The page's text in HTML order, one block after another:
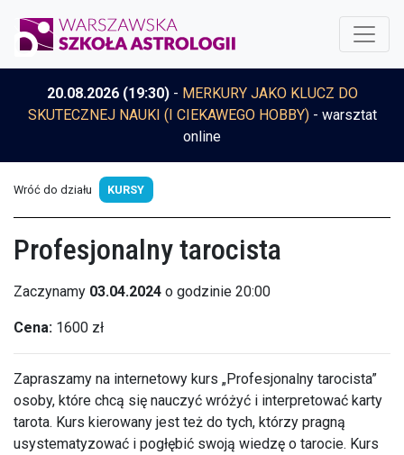
20.08.2026 (19:30)- MERKURY JAKO KLUCZ DO
SKUTECZNEJ NAUKI (I CIEKAWEGO HOBBY)- warsztat
online
Wróć do działu KURSY
Profesjonalny tarocista
Zaczynamy 03.04.2024 o godzinie 20:00
Cena: 1600 zł
Zapraszamy na internetowy kurs „Profesjonalny tarocista”
osoby, które chcą się nauczyć wróżyć i interpretować karty
tarota. Kurs kierowany jest też do tych, którzy pragną
usystematyzować i pogłębić swoją wiedzę o tarocie. Kurs